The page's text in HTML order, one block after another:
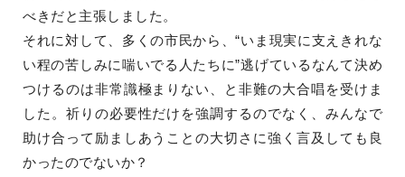
べきだと主張しました。
それに対して、多くの市民から、“いま現実に支えきれな
い程の苦しみに喘いでる人たちに”逃げているなんて決め
つけるのは非常識極まりない、と非難の大合唱を受けま
した。祈りの必要性だけを強調するのでなく、みんなで
助け合って励ましあうことの大切さに強く言及しても良
かったのでないか？